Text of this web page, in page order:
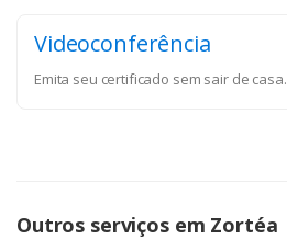
Videoconferência
Emita seu certificado sem sair de casa.
Outros serviços em Zortéa